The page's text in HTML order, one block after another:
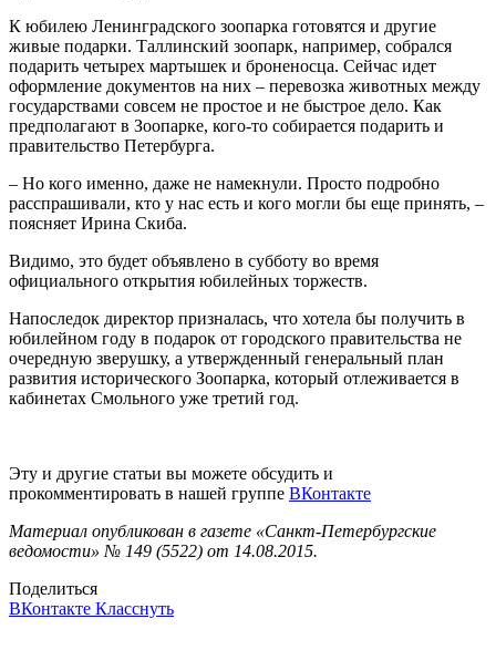
К юбилею Ленинградского зоопарка готовятся и другие
живые подарки. Таллинский зоопарк, например, собрался
подарить четырех мартышек и броненосца. Сейчас идет
оформление документов на них – перевозка животных между
государствами совсем не простое и не быстрое дело. Как
предполагают в Зоопарке, кого-то собирается подарить и
правительство Петербурга.
– Но кого именно, даже не намекнули. Просто подробно
расспрашивали, кто у нас есть и кого могли бы еще принять, –
поясняет Ирина Скиба.
Видимо, это будет объявлено в субботу во время
официального открытия юбилейных торжеств.
Напоследок директор призналась, что хотела бы получить в
юбилейном году в подарок от городского правительства не
очередную зверушку, а утвержденный генеральный план
развития исторического Зоопарка, который отлеживается в
кабинетах Смольного уже третий год.
Эту и другие статьи вы можете обсудить и
прокомментировать в нашей группе ВКонтакте
Материал опубликован в газете «Санкт-Петербургские
ведомости» № 149 (5522) от 14.08.2015.
Поделиться
ВКонтакте Класснуть